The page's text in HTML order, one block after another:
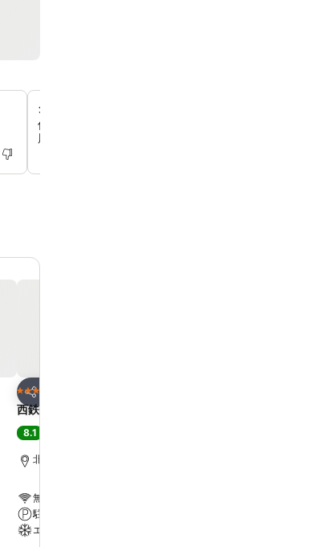
クラシックな優雅さとホスピタリティ
伝統的な魅力と細やかな気配りが融合した、クラシック
届いたサービスで知られるホテルをご体験ください。
シェア
3 ホテルのランク
西鉄イン小倉
8.1
北九州市, 街の中心まで0.8 km
無料Wi-Fi
駐車場
エアコン